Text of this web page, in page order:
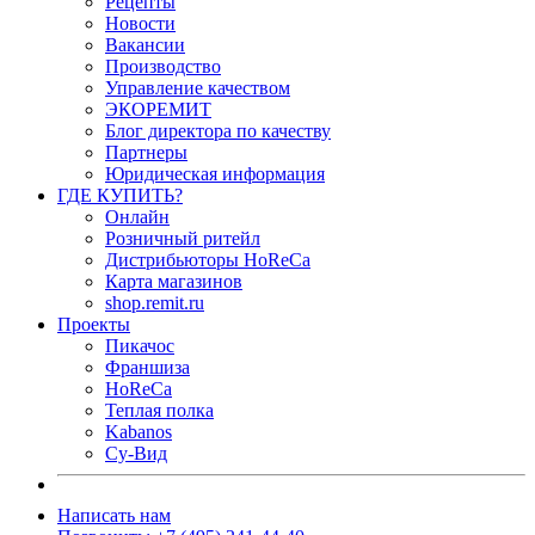
Новости
Вакансии
Производство
Управление качеством
ЭКОРЕМИТ
Блог директора по качеству
Партнеры
Юридическая информация
ГДЕ КУПИТЬ?
Онлайн
Розничный ритейл
Дистрибьюторы HoReCa
Карта магазинов
shop.remit.ru
Проекты
Пикачос
Франшиза
HoReCa
Теплая полка
Kabanos
Су-Вид
Написать нам